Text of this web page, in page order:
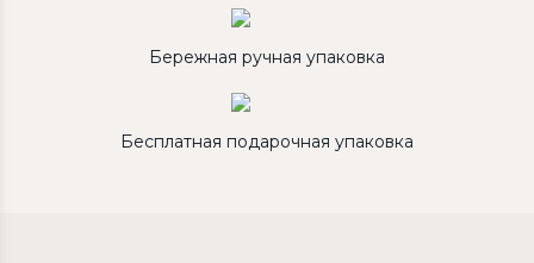
Бережная ручная упаковка
Бесплатная подарочная упаковка